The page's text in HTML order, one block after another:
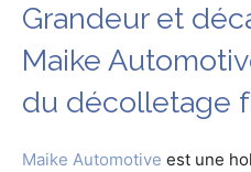
Grandeur et
Maike
du décolletage
Maike Automotive est une